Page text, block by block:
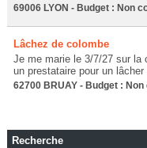
69006 LYON - Budget : Non
Lâchez de colombe
Je me marie le 3/7/27 sur la
un prestataire pour un
62700 BRUAY - Budget :
Recherche